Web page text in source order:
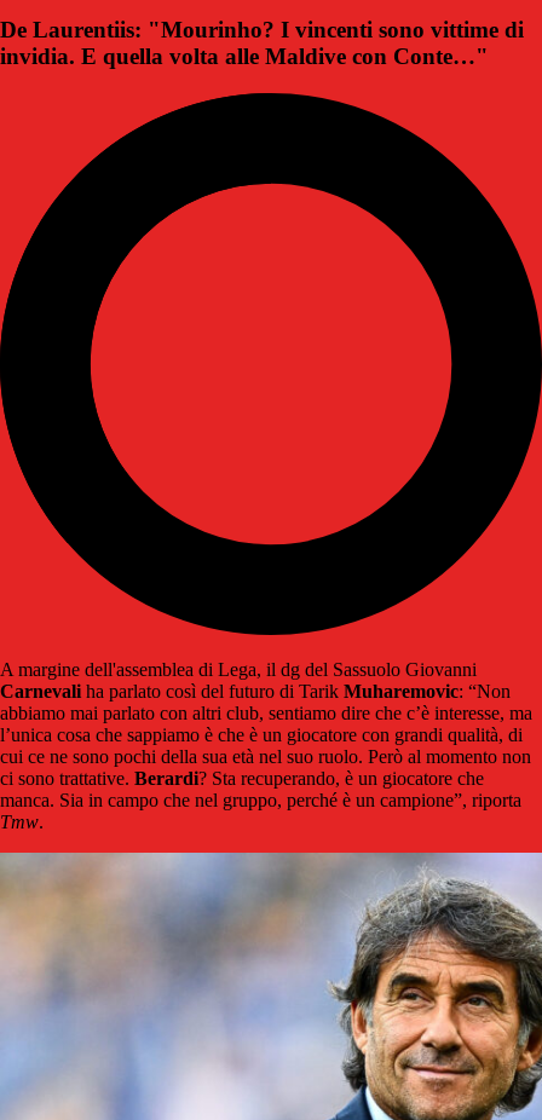
De Laurentiis: "Mourinho? I vincenti sono vittime di
invidia. E quella volta alle Maldive con Conte…"
A margine dell'assemblea di Lega, il dg del Sassuolo Giovanni
Carnevali ha parlato così del futuro di Tarik Muharemovic: “Non
abbiamo mai parlato con altri club, sentiamo dire che c’è interesse, ma
l’unica cosa che sappiamo è che è un giocatore con grandi qualità, di
cui ce ne sono pochi della sua età nel suo ruolo. Però al momento non
ci sono trattative. Berardi? Sta recuperando, è un giocatore che
manca. Sia in campo che nel gruppo, perché è un campione”, riporta
Tmw.